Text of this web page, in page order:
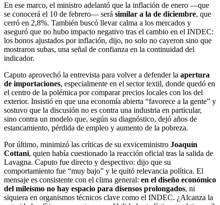
En ese marco, el ministro adelantó que la inflación de enero —que
se conocerá el 10 de febrero— será similar a la de diciembre, que
cerró en 2,8%. También buscó llevar calma a los mercados y
aseguró que no hubo impacto negativo tras el cambio en el INDEC:
los bonos ajustados por inflación, dijo, no solo no cayeron sino que
mostraron subas, una señal de confianza en la continuidad del
indicador.
Caputo aprovechó la entrevista para volver a defender la apertura
de importaciones, especialmente en el sector textil, donde quedó en
el centro de la polémica por comparar precios locales con los del
exterior. Insistió en que una economía abierta “favorece a la gente” y
sostuvo que la discusión no es contra una industria en particular,
sino contra un modelo que, según su diagnóstico, dejó años de
estancamiento, pérdida de empleo y aumento de la pobreza.
Por último, minimizó las críticas de su exviceministro Joaquín
Cottani, quien había cuestionado la reacción oficial tras la salida de
Lavagna. Caputo fue directo y despectivo: dijo que su
comportamiento fue “muy bajo” y le quitó relevancia política. El
mensaje es consistente con el clima general: en el diseño económico
del mileísmo no hay espacio para disensos prolongados, ni
siquiera en organismos técnicos clave como el INDEC. ¿Alcanza la